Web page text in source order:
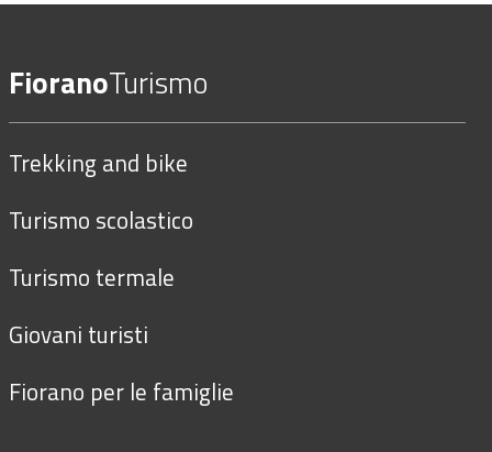
FioranoTurismo
Trekking and bike
Turismo scolastico
Turismo termale
Giovani turisti
Fiorano per le famiglie